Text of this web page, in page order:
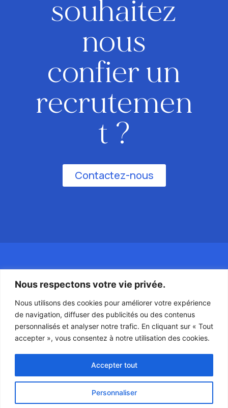
Nous respectons votre vie privée.
Nous utilisons des cookies pour améliorer votre expérience
de navigation, diffuser des publicités ou des contenus
personnalisés et analyser notre trafic. En cliquant sur « Tout
accepter », vous consentez à notre utilisation des cookies.
Personnaliser
Accepter tout
souhaitez
nous
confier un
recrutemen
t ?
Contactez-nous
A propos